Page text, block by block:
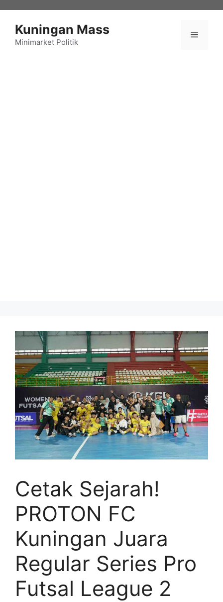
Kuningan Mass
Minimarket Politik
Menu
Cetak Sejarah!
PROTON FC
Kuningan Juara
Regular Series Pro
Futsal League 2